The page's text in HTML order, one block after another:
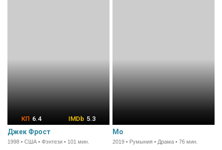
6.4 5.3
Джек Фрост
1998 • США • Фэнтези • 101 мин.
Мо
2019 • Румыния • Драма • 76 мин.